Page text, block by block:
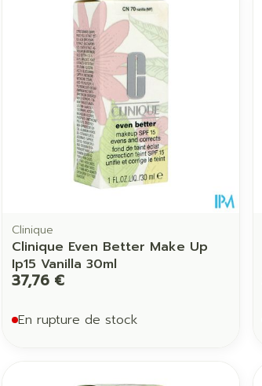
Clinique
Clinique Even Better Make Up
Ip15 Vanilla 30ml
37,76 €
En rupture de stock